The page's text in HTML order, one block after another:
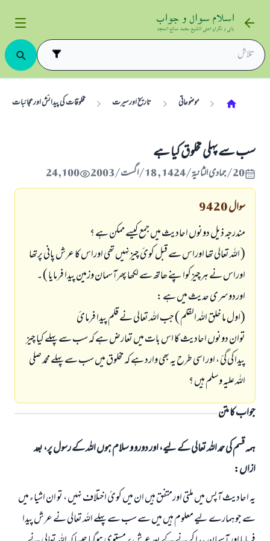
موضوعاتی تاریخ اورسیرت مخلوقات کی پیدائش اورعجائبات
سب سے پہلی مخلوق کیا ہے
20/جمادى الثانية/1424 , 18/اگست/2003 24,100
سوال9420
مندرجہ ذیل دونوں احادیث میں جمع کیسے ممکن ہے ؟
( اللہ تعالی تھا اوراس سے قبل کوئ چیزنہیں تھی اوراس کا عرش پانی پرتھا
اوراس نے ہرچيزکواپنے ھاتھ سے لکھا پھرآسمان وزمین پیدا فرمایا ) ۔
اوردوسری حدیث میں ہے :
(اول ما خلق اللہ القلم ) جب اللہ تعالی نے قلم پیدا فرمائ
توان دونوں احادیث کا اس بات میں تعارض ہے کہ سب سے پہلے کیا چيز
پیدا کی گئ ، اور اسی طرح یہ بھی وارد ہے کہ مخلوق میں سب سے پہلے محمد صلی
اللہ علیہ وسلم ہیں ؟
جواب کا متن
ہمہ قسم کی حمد اللہ تعالی کے لیے، اور دورو و سلام ہوں اللہ کے رسول پر، بعد
ازاں:
یہ احاديث آپس میں ملتی اورمتفق ہیں ان میں کوئ اختلاف نہيں ، تو ان اشیاء میں
سے جوہمارے لیے معلوم ہیں میں سے سب سے پہلے اللہ تعالی نے عرش پیدا